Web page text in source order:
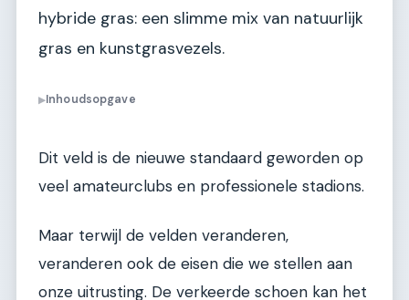
hybride gras: een slimme mix van natuurlijk
gras en kunstgrasvezels.
▶Inhoudsopgave
Dit veld is de nieuwe standaard geworden op
veel amateurclubs en professionele stadions.
Maar terwijl de velden veranderen,
veranderen ook de eisen die we stellen aan
onze uitrusting. De verkeerde schoen kan het